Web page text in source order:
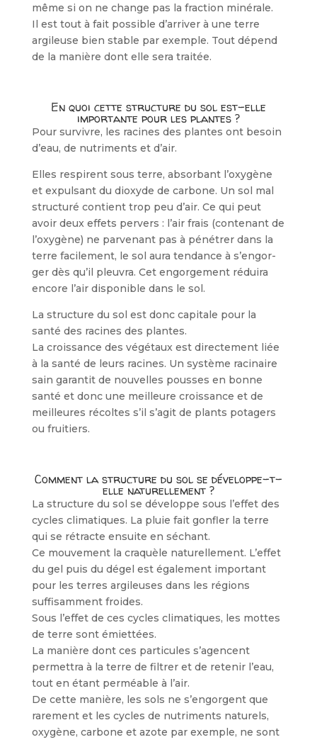
même si on ne change pas la fraction miné­rale.
Il est tout à fait possible d’arriver à une terre
argileuse bien stable par exemple. Tout dépend
de la manière dont elle sera traitée.
En quoi cette structure du sol est-elle
importante pour les plantes ?
Pour survivre, les racines des plantes ont besoin
d’eau, de nutriments et d’air.
Elles respirent sous terre, absorbant l’oxygène
et expulsant du dioxyde de carbone. Un sol mal
structuré contient trop peu d’air. Ce qui peut
avoir deux effets pervers : l’air frais (contenant de
l’oxygène) ne parvenant pas à pénétrer dans la
terre facilement, le sol aura tendance à s’engor­
ger dès qu’il pleuvra. Cet engorgement réduira
encore l’air disponible dans le sol.
La structure du sol est donc capitale pour la
santé des racines des plantes.
La croissance des végétaux est directement liée
à la santé de leurs racines. Un système racinaire
sain garantit de nouvelles pousses en bonne
santé et donc une meilleure croissance et de
meilleures récoltes s’il s’agit de plants potagers
ou fruitiers.
Comment la structure du sol se développe-t-
elle naturellement ?
La structure du sol se développe sous l’effet des
cycles climatiques. La pluie fait gonfler la terre
qui se rétracte ensuite en séchant.
Ce mouvement la craquèle naturellement. L’effet
du gel puis du dégel est également important
pour les terres argileuses dans les régions
suffisamment froides.
Sous l’effet de ces cycles climatiques, les mottes
de terre sont émiettées.
La manière dont ces particules s’agencent
permettra à la terre de filtrer et de retenir l’eau,
tout en étant perméable à l’air.
De cette manière, les sols ne s’engorgent que
rarement et les cycles de nutriments naturels,
oxygène, carbone et azote par exemple, ne sont